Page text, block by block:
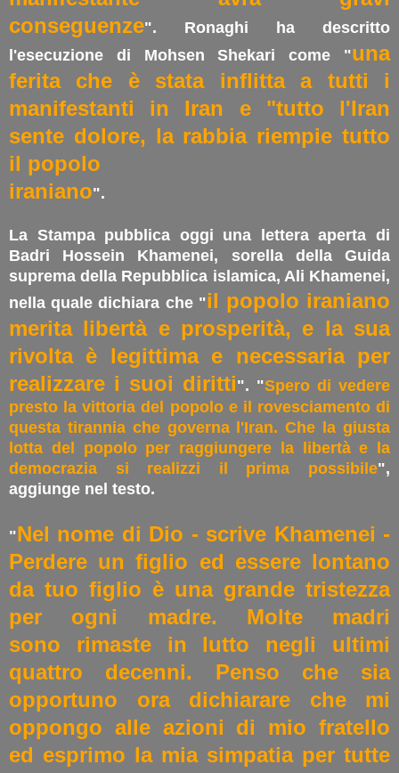
conseguenze". Ronaghi ha descritto
l'esecuzione di Mohsen Shekari come "una
ferita che è stata inflitta a tutti i
manifestanti in Iran e "tutto l'Iran
sente dolore, la rabbia riempie tutto
il popolo
iraniano".
La Stampa pubblica oggi una lettera aperta di
Badri Hossein Khamenei, sorella della Guida
suprema della Repubblica islamica, Ali Khamenei,
nella quale dichiara che "il popolo iraniano
merita libertà e prosperità, e la sua
rivolta è legittima e necessaria per
realizzare i suoi diritti". "Spero di vedere
presto la vittoria del popolo e il rovesciamento di
questa tirannia che governa l'Iran. Che la giusta
lotta del popolo per raggiungere la libertà e la
democrazia si realizzi il prima possibile",
aggiunge nel testo.
"Nel nome di Dio - scrive Khamenei -
Perdere un figlio ed essere lontano
da tuo figlio è una grande tristezza
per ogni madre. Molte madri
sono rimaste in lutto negli ultimi
quattro decenni. Penso che sia
opportuno ora dichiarare che mi
oppongo alle azioni di mio fratello
ed esprimo la mia simpatia per tutte